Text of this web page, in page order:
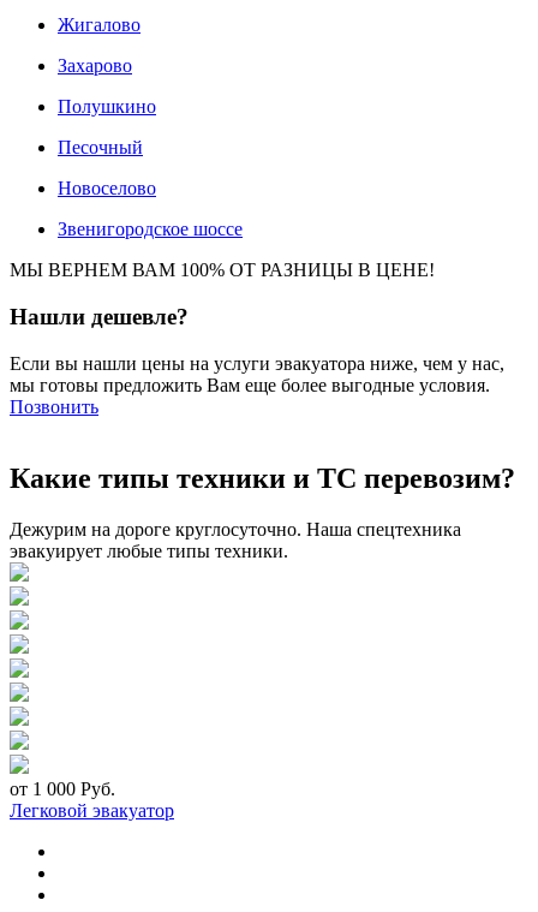
Жигалово
Захарово
Полушкино
Песочный
Новоселово
Звенигородское шоссе
МЫ ВЕРНЕМ ВАМ 100% ОТ РАЗНИЦЫ В ЦЕНЕ!
Нашли дешевле?
Если вы нашли цены на услуги эвакуатора ниже, чем у нас,
мы готовы предложить Вам еще более выгодные условия.
Позвонить
Какие типы техники и ТС перевозим?
Дежурим на дороге круглосуточно. Наша спецтехника
эвакуирует любые типы техники.
от 1 000 Руб.
Легковой эвакуатор